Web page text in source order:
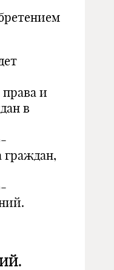
и
в
граждан,